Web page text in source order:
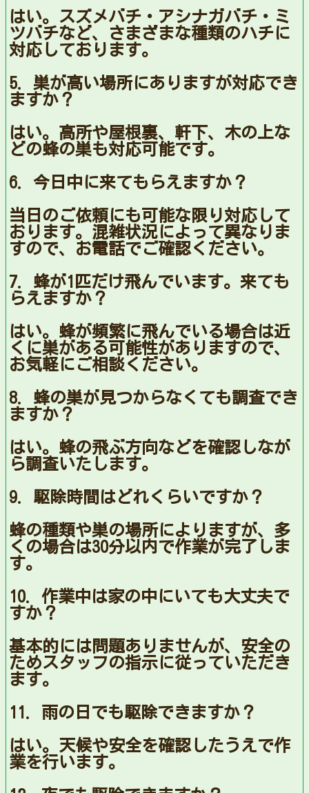
はい。スズメバチ・アシナガバチ・ミ
ツバチなど、さまざまな種類のハチに
対応しております。
5. 巣が高い場所にありますが対応でき
ますか？
はい。高所や屋根裏、軒下、木の上な
どの蜂の巣も対応可能です。
6. 今日中に来てもらえますか？
当日のご依頼にも可能な限り対応して
おります。混雑状況によって異なりま
すので、お電話でご確認ください。
7. 蜂が1匹だけ飛んでいます。来ても
らえますか？
はい。蜂が頻繁に飛んでいる場合は近
くに巣がある可能性がありますので、
お気軽にご相談ください。
8. 蜂の巣が見つからなくても調査でき
ますか？
はい。蜂の飛ぶ方向などを確認しなが
ら調査いたします。
9. 駆除時間はどれくらいですか？
蜂の種類や巣の場所によりますが、多
くの場合は30分以内で作業が完了しま
す。
10. 作業中は家の中にいても大丈夫で
すか？
基本的には問題ありませんが、安全の
ためスタッフの指示に従っていただき
ます。
11. 雨の日でも駆除できますか？
はい。天候や安全を確認したうえで作
業を行います。